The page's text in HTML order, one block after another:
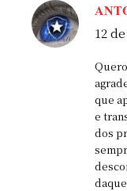
disse:
12
que
e
dos